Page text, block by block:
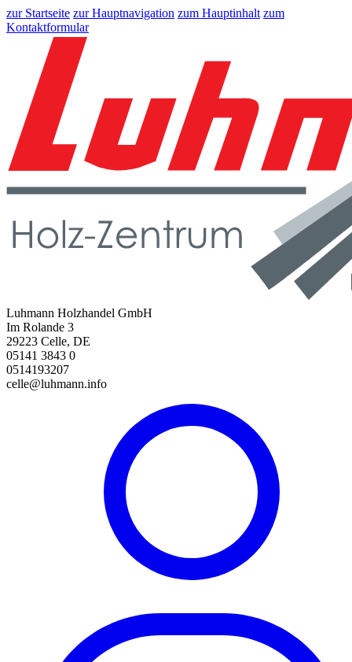
zur Startseite zur Hauptnavigation zum Hauptinhalt zum
Kontaktformular
Luhmann Holzhandel GmbH
Im Rolande 3
29223 Celle, DE
05141 3843 0
0514193207
celle@luhmann.info